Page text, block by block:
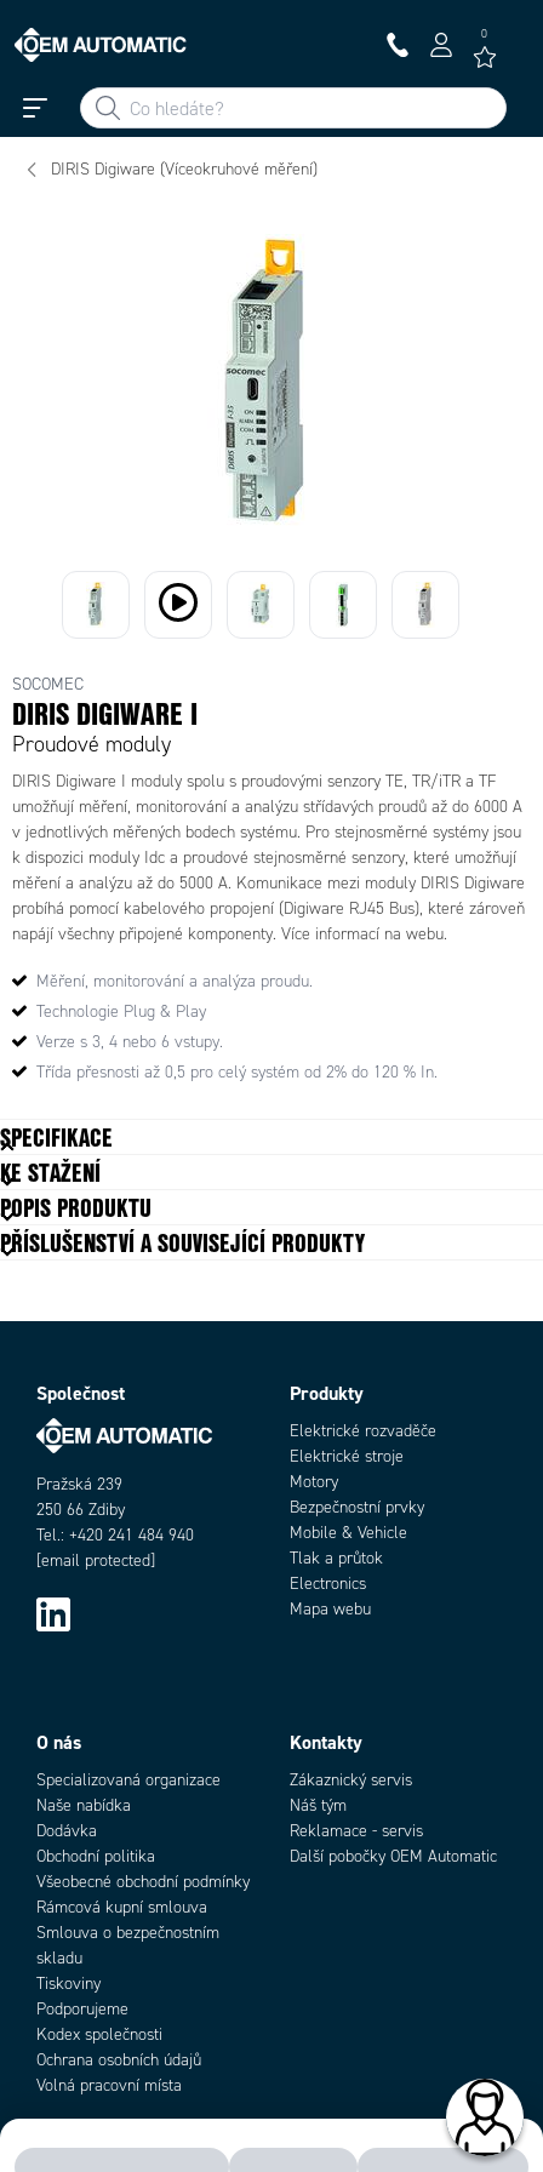
0
DIRIS Digiware (Víceokruhové měření)
SOCOMEC
DIRIS DIGIWARE I
Proudové moduly
DIRIS Digiware I moduly spolu s proudovými senzory TE, TR/iTR a TF
umožňují měření, monitorování a analýzu střídavých proudů až do 6000 A
v jednotlivých měřených bodech systému. Pro stejnosměrné systémy jsou
k dispozici moduly Idc a proudové stejnosměrné senzory, které umožňují
měření a analýzu až do 5000 A. Komunikace mezi moduly DIRIS Digiware
probíhá pomocí kabelového propojení (Digiware RJ45 Bus), které zároveň
napájí všechny připojené komponenty. Více informací na webu.
Měření, monitorování a analýza proudu.
Technologie Plug & Play
Verze s 3, 4 nebo 6 vstupy.
Třída přesnosti až 0,5 pro celý systém od 2% do 120 % In.
DIRIS Digiware
I-35, analýza, 3
vstupy
Digiware I-60,
merení, 6
Digiware I-45,
analýza, 4 vstupy, 2
vstupy/2 výstupy
(alarm)
48290156
- DIRIS
Digiware I-
30dc
SPECIFIKACE
Šířka/počet modulů
Třída přesnosti 0.5
Výška 90 mm
KE STAŽENÍ
POPIS PRODUKTU
PŘÍSLUŠENSTVÍ A SOUVISEJÍCÍ PRODUKTY
Společnost
Pražská 239
250 66 Zdiby
Tel.: +420 241 484 940
[email protected]
Produkty
Elektrické rozvaděče
Elektrické stroje
Motory
Bezpečnostní prvky
Mobile & Vehicle
Tlak a průtok
Electronics
Mapa webu
O nás
Specializovaná organizace
Naše nabídka
Dodávka
Obchodní politika
Všeobecné obchodní podmínky
Rámcová kupní smlouva
Smlouva o bezpečnostním
skladu
Tiskoviny
Podporujeme
Kodex společnosti
Ochrana osobních údajů
Volná pracovní místa
Kontakty
Zákaznický servis
Náš tým
Reklamace - servis
Další pobočky OEM Automatic